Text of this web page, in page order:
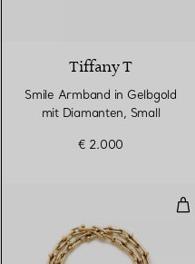
Tiffany T
Smile Armband in Gelbgold
mit Diamanten, Small
€ 2.000